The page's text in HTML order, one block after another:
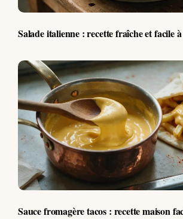
Salade italienne : recette fraîche et facile
Sauce fromagère tacos : recette maison